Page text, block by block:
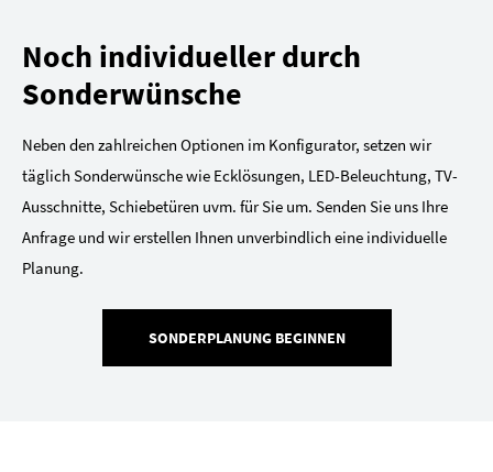
Noch individueller durch
Sonderwünsche
Neben den zahlreichen Optionen im Konfigurator, setzen wir
täglich Sonderwünsche wie Ecklösungen, LED-Beleuchtung, TV-
Ausschnitte, Schiebetüren uvm. für Sie um. Senden Sie uns Ihre
Anfrage und wir erstellen Ihnen unverbindlich eine individuelle
Planung.
SONDERPLANUNG BEGINNEN